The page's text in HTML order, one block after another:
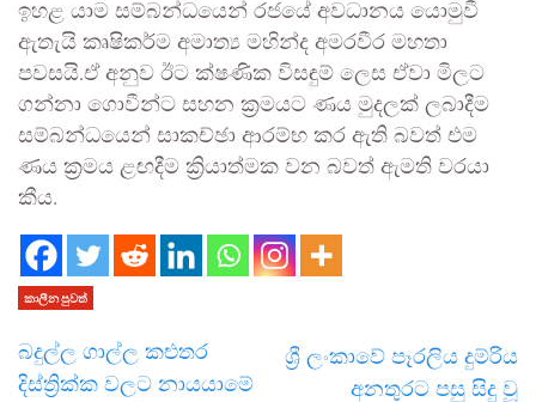
ඉහළ යාම සම්බන්ධයෙන් රජයේ අවධානය යොමුවී
ඇතැයි කෘෂිකර්ම අමාත්‍ය මහින්ද අමරවීර මහතා
පවසයි.ඒ අනුව ඊට ක්ෂණික විසඳුම් ලෙස ඒවා මිලට
ගන්නා ගොවීන්ට සහන ක්‍රමයට ණය මුදලක් ලබාදීම
සම්බන්ධයෙන් සාකච්ඡා ආරම්භ කර ඇති බවත් එම
ණය ක්‍රමය ළඟදීම ක්‍රියාත්මක වන බවත් ඇමති වරයා
කීය.
කාලීන පුවත්
බදුල්ල ගාල්ල කළුතර
දිස්ත්‍රික්ක වලට නායයාමේ
ශ්‍රී ලංකාවේ පෑරලිය දුම්රිය
අනතුරට පසු සිදු වූ